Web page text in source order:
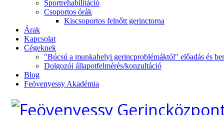
Sportrehabilitáció
Csoportos órák
Kiscsoportos felnőtt gerinctorna
Árak
Kapcsolat
Cégeknek
"Búcsú a munkahelyi gerincproblémáktól" előadás és
Dolgozói állapotfelmérés/konzultáció
Blog
Feövenyessy Akadémia